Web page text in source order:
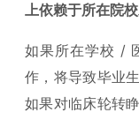
上依赖于所在院
如果所在学校 /
作，将导致毕业
如果对临床轮转